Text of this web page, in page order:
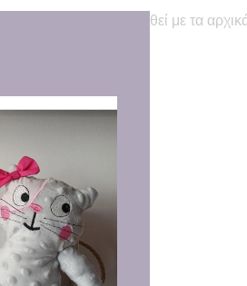
να αντικατασταθεί με τα